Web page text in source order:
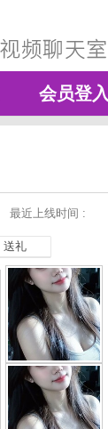
会员登入
最近上线时间 :
送礼